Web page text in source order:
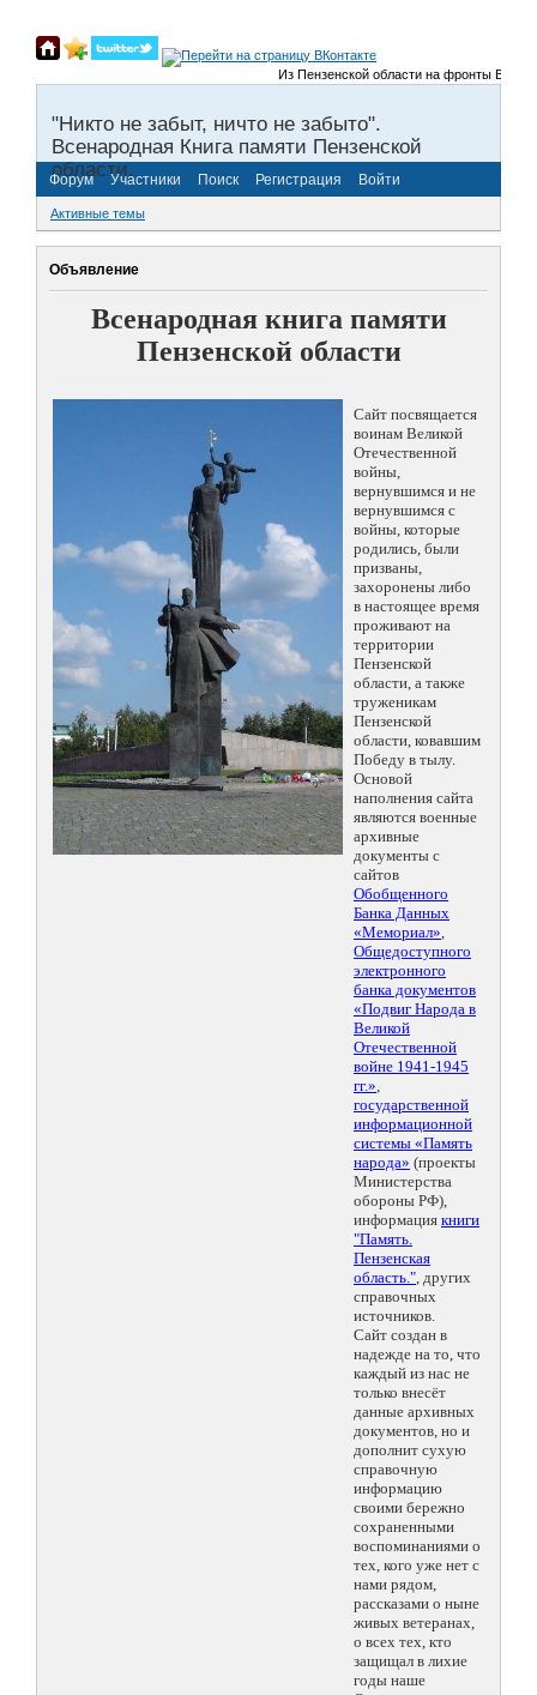
Из Пензенской области на фронты
"Никто не забыт, ничто не забыто".
Всенародная Книга памяти Пензенской
области.
Форум Участники Поиск Регистрация Войти
Активные темы
Объявление
Всенародная книга памяти
Пензенской области
Сайт посвящается
воинам Великой
Отечественной
войны,
вернувшимся и не
вернувшимся с
войны, которые
родились, были
призваны,
захоронены либо
в настоящее время
проживают на
территории
Пензенской
области, а также
труженикам
Пензенской
области, ковавшим
Победу в тылу.
Основой
наполнения сайта
являются военные
архивные
документы с
сайтов
Обобщенного
Банка Данных
«Мемориал»,
Общедоступного
электронного
банка документов
«Подвиг Народа в
Великой
Отечественной
войне 1941-1945
гг.»,
государственной
информационной
системы «Память
народа» (проекты
Министерства
обороны РФ),
информация книги
"Память.
Пензенская
область.", других
справочных
источников.
Сайт создан в
надежде на то, что
каждый из нас не
только внесёт
данные архивных
документов, но и
дополнит сухую
справочную
информацию
своими бережно
сохраненными
воспоминаниями о
тех, кого уже нет с
нами рядом,
рассказами о ныне
живых ветеранах,
о всех тех, кто
защищал в лихие
годы наше